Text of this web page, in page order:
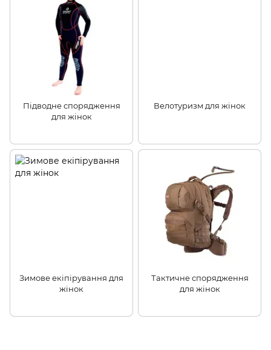
Підводне спорядження
для жінок
Велотуризм для жінок
Зимове екіпірування для
жінок
Тактичне спорядження
для жінок